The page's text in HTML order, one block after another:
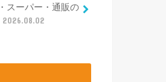
スーパー・通販の
2026.08.02